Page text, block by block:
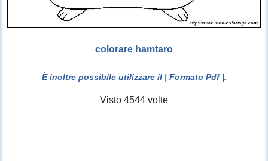
colorare hamtaro
È inoltre possibile utilizzare il | Formato Pdf |.
Visto 4544 volte